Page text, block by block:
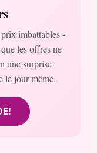
imbattables -
les offres ne
une surprise
le jour même.